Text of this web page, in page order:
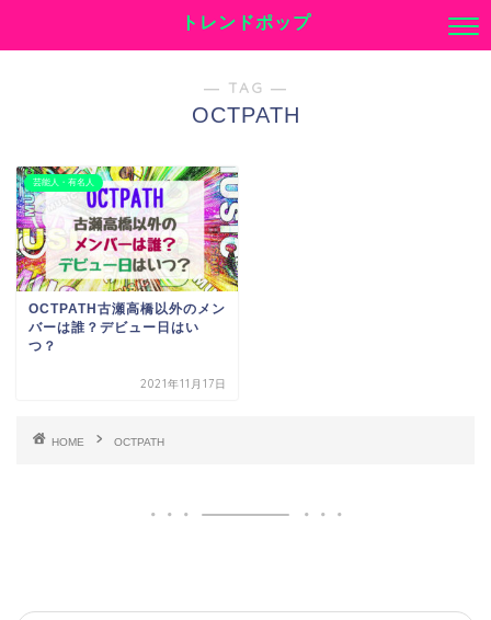
トレンドポップ
― TAG ―
OCTPATH
芸能人・有名人
OCTPATH古瀬高橋以外のメン
バーは誰？デビュー日はい
つ？
2021年11月17日
HOME OCTPATH